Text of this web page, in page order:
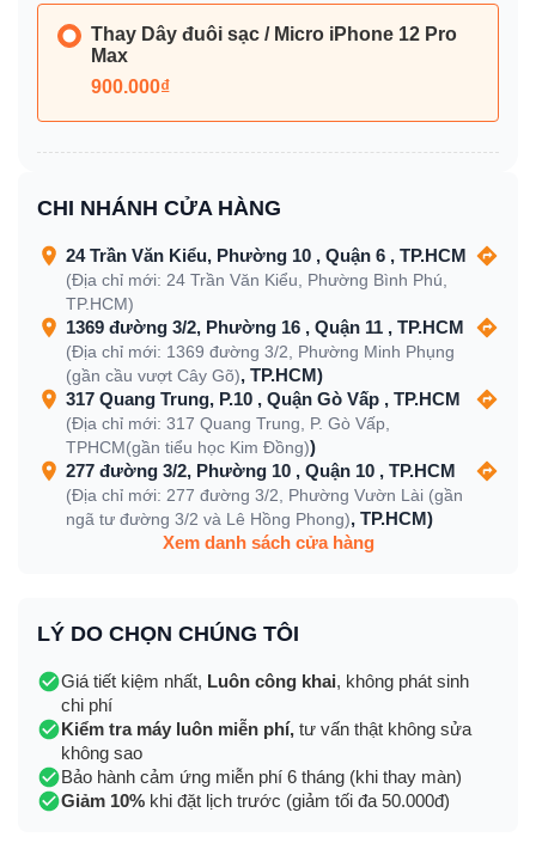
Thay Dây đuôi sạc / Micro iPhone 12 Pro
Max
900.000₫
CHI NHÁNH CỬA HÀNG
24 Trần Văn Kiểu, Phường 10 , Quận 6 , TP.HCM
(Địa chỉ mới: 24 Trần Văn Kiểu, Phường Bình Phú,
TP.HCM)
1369 đường 3/2, Phường 16 , Quận 11 , TP.HCM
(Địa chỉ mới: 1369 đường 3/2, Phường Minh Phụng
(gần cầu vượt Cây Gõ), TP.HCM)
317 Quang Trung, P.10 , Quận Gò Vấp , TP.HCM
(Địa chỉ mới: 317 Quang Trung, P. Gò Vấp,
TPHCM(gần tiểu học Kim Đồng))
277 đường 3/2, Phường 10 , Quận 10 , TP.HCM
(Địa chỉ mới: 277 đường 3/2, Phường Vườn Lài (gần
ngã tư đường 3/2 và Lê Hồng Phong), TP.HCM)
Xem danh sách cửa hàng
LÝ DO CHỌN CHÚNG TÔI
Giá tiết kiệm nhất, Luôn công khai, không phát sinh
chi phí
Kiểm tra máy luôn miễn phí, tư vấn thật không sửa
không sao
Bảo hành cảm ứng miễn phí 6 tháng (khi thay màn)
Giảm 10% khi đặt lịch trước (giảm tối đa 50.000đ)